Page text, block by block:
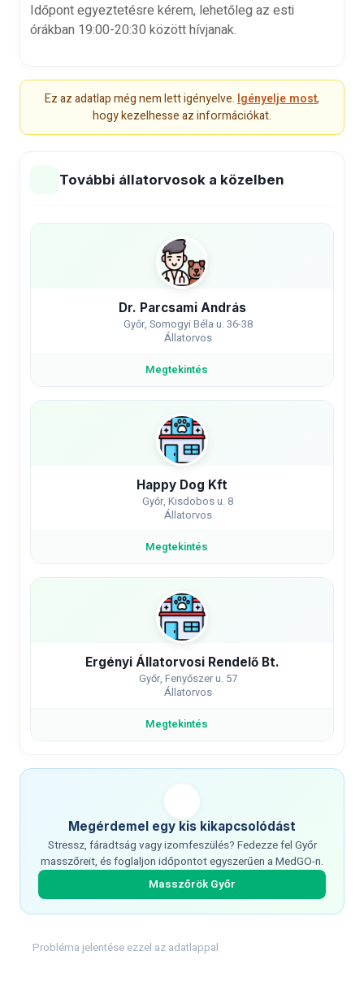
Időpont egyeztetésre kérem, lehetőleg az esti
órákban 19:00-20:30 közötthívjanak.
Ez az adatlap még nem lett igényelve. Igényelje most,
hogy kezelhesse az információkat.
További állatorvosok a közelben
Dr. Parcsami András
Győr, Somogyi Béla u. 36-38
Állatorvos
Megtekintés
Happy Dog Kft
Győr, Kisdobos u. 8
Állatorvos
Megtekintés
Ergényi Állatorvosi Rendelő Bt.
Győr, Fenyőszer u. 57
Állatorvos
Megtekintés
Megérdemel egy kis kikapcsolódást
Stressz, fáradtság vagy izomfeszülés? Fedezze fel Győr
masszőreit, és foglaljon időpontot egyszerűen a MedGO-n.
Masszőrök Győr
Probléma jelentése ezzel az adatlappal